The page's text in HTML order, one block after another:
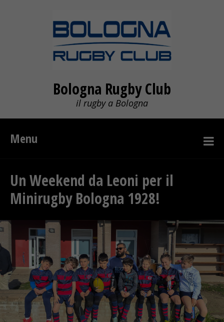
Bologna Rugby Club
il rugby a Bologna
Menu
Un Weekend da Leoni per il
Minirugby Bologna 1928!